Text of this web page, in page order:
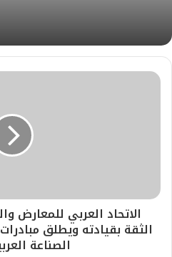
الاتحاد العربي للمعارض
الثقة بقيادته ويطلق
الصناعة